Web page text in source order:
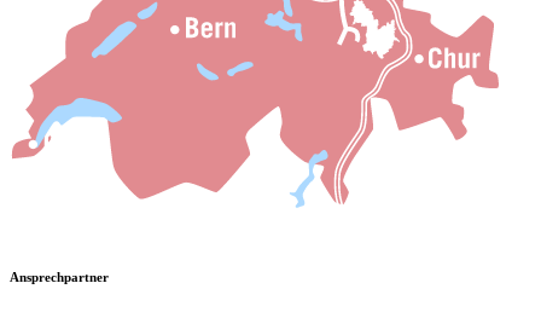
Ansprechpartner